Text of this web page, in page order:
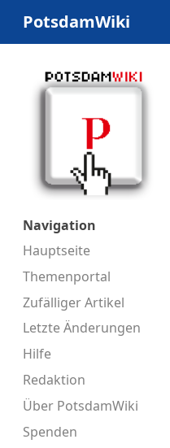
PotsdamWiki
Navigation
Hauptseite
Themenportal
Zufälliger Artikel
Letzte Änderungen
Hilfe
Redaktion
Über PotsdamWiki
Spenden